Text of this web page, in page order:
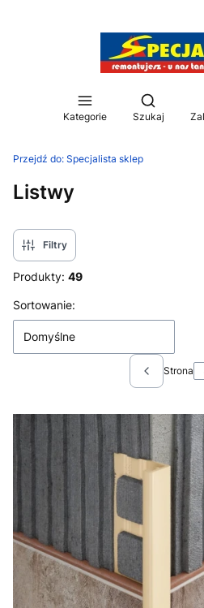
Kategorie
Otwórz
Szukaj
Przejdź do: Specjalista sklep
Listwy
Filtry
Produkty: 49
Lista produktów
Sortowanie:
Domyślne
Strona